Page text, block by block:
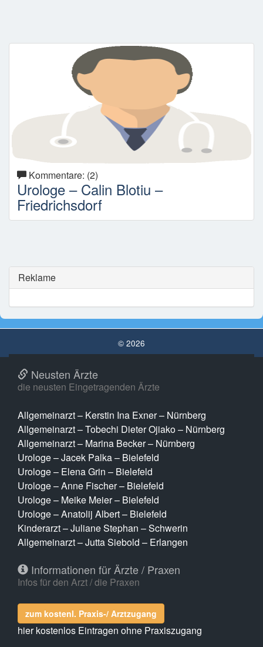
Kommentare: (2)
Urologe – Calin Blotiu –
Friedrichsdorf
Reklame
© 2026
Neusten Ärzte
die neusten Eingetragenden Ärzte
Allgemeinarzt – Kerstin Ina Exner – Nürnberg
Allgemeinarzt – Tobechi Dieter Ojiako – Nürnberg
Allgemeinarzt – Marina Becker – Nürnberg
Urologe – Jacek Palka – Bielefeld
Urologe – Elena Grin – Bielefeld
Urologe – Anne Fischer – Bielefeld
Urologe – Meike Meier – Bielefeld
Urologe – Anatolij Albert – Bielefeld
Kinderarzt – Juliane Stephan – Schwerin
Allgemeinarzt – Jutta Siebold – Erlangen
Informationen für Ärzte / Praxen
Infos für den Arzt / die Praxen
zum kostenl. Praxis-/ Arztzugang
hier kostenlos Eintragen ohne Praxiszugang